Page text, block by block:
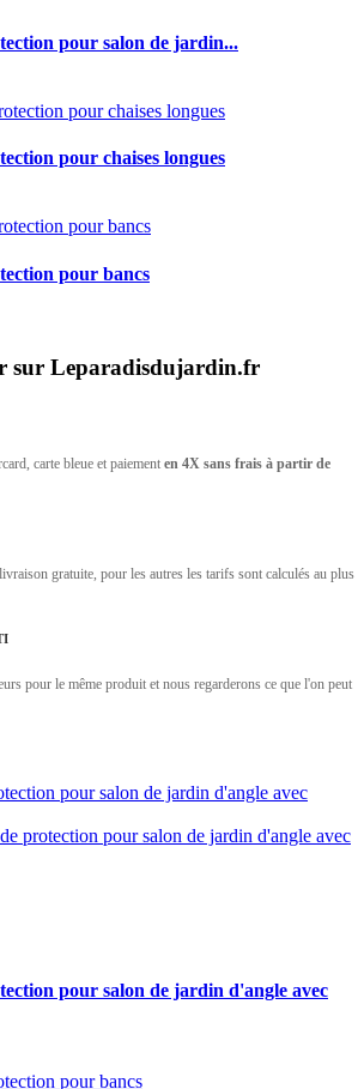
pour salon de jardin...
pour chaises longues
pour bancs
sur Leparadisdujardin.fr
carte bleue et paiement en 4X sans frais à partir de
gratuite, pour les autres les tarifs sont calculés au plus
pour le même produit et nous regarderons ce que l'on peut
pour salon de jardin d'angle avec